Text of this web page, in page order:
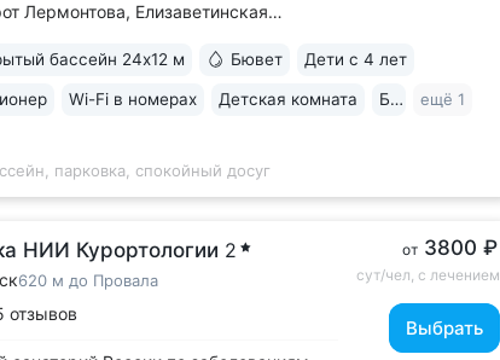
Лермонтова, Елизаветинская
№ 1 «Красноармейский» напротив
галереи • Балконы во всех номерах:...
бассейн 24x12 м Бювет Дети с 4 лет
Wi-Fi в номерах Детская комната Бильярд ещё 1
парковка, спокойный досуг
НИИ Курортологии 2
620 м до Провала
отзывов
от 3800 ₽
сут/чел, с лечением
Выбрать